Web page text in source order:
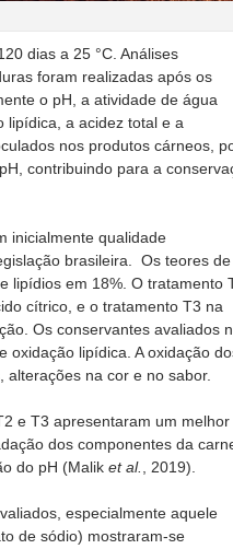
dias a 25 °C. Análises
foram realizadas após os
o pH, a atividade de água
lipídica, a acidez total e a
nos produtos cárneos,
contribuindo para a
inicialmente qualidade
brasileira. Os teores de
lipídios em 18%. O tratamento
cítrico, e o tratamento T3 na
Os conservantes avaliados
oxidação lipídica. A oxidação
alterações na cor e no sabor.
e T3 apresentaram um melhor
dos componentes da
do pH (Malik et al., 2019).
especialmente aquele
de sódio) mostraram-se